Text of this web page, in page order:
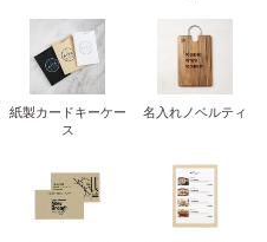
紙製カードキーケー
ス
名入れノベルティ